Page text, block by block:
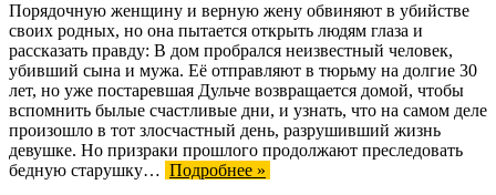
Порядочную женщину и верную жену обвиняют в убийстве
своих родных, но она пытается открыть людям глаза и
рассказать правду: В дом пробрался неизвестный человек,
убивший сына и мужа. Её отправляют в тюрьму на долгие 30
лет, но уже постаревшая Дульче возвращается домой, чтобы
вспомнить былые счастливые дни, и узнать, что на самом деле
произошло в тот злосчастный день, разрушивший жизнь
девушке. Но призраки прошлого продолжают преследовать
бедную старушку… Подробнее »